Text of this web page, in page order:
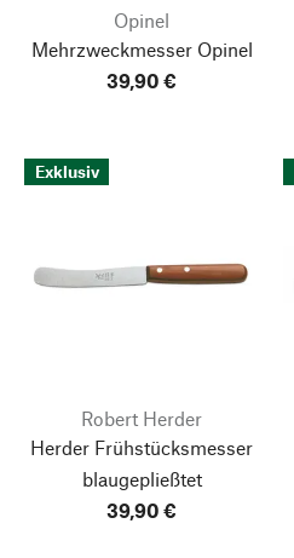
Opinel
Mehrzweckmesser Opinel
39,90 €
Exklusiv
Robert Herder
Herder Frühstücksmesser
blaugepließtet
39,90 €